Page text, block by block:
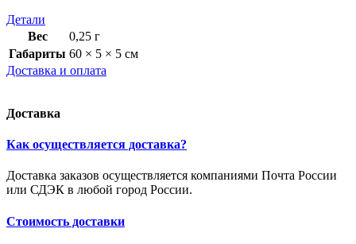
Детали
Вес
0,25 г
Габариты 60 × 5 × 5 см
Доставка и оплата
Доставка
Как осуществляется доставка?
Доставка заказов осуществляется компаниями Почта России
или СДЭК в любой город России.
Стоимость доставки